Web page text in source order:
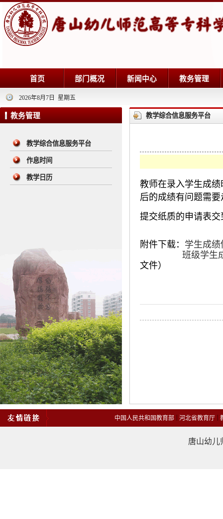
首页 部门概况 新闻中心 教务管理
2026年8月7日 星期五
教务管理
教学综合信息服务平台
作息时间
教学日历
教学综合信息服务平台
教师在录入学生成
后的成绩有问题需
提交纸质的申请表
附件下载： 学生成
班级学生
文件）
中国人民共和国教育部 河北省教育厅
唐山幼儿